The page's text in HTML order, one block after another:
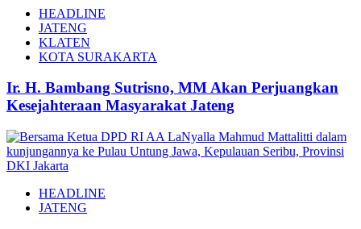
HEADLINE
JATENG
KLATEN
KOTA SURAKARTA
Ir. H. Bambang Sutrisno, MM Akan Perjuangkan
Kesejahteraan Masyarakat Jateng
HEADLINE
JATENG